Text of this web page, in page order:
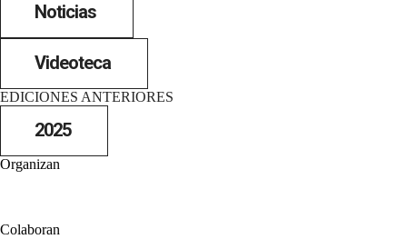
Noticias
Videoteca
EDICIONES ANTERIORES
2025
Organizan
Colaboran